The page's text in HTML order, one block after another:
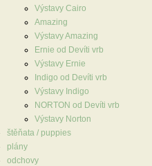
Výstavy Cairo
Amazing
Výstavy Amazing
Ernie od Devíti vrb
Výstavy Ernie
Indigo od Devíti vrb
Výstavy Indigo
NORTON od Devíti vrb
Výstavy Norton
štěňata / puppies
plány
odchovy